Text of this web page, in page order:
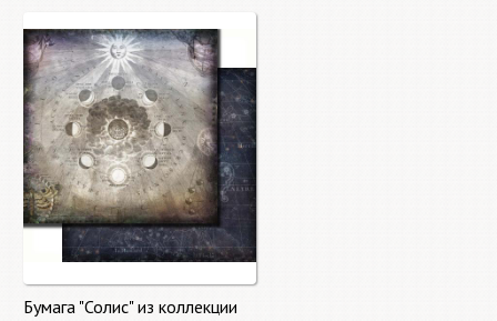
Бумага "Солис" из коллекции